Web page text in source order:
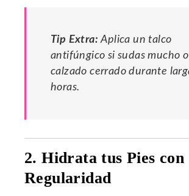
Tip Extra: Aplica un talco
antifúngico si sudas mucho o
calzado cerrado durante
horas.
2. Hidrata tus Pies con
Regularidad